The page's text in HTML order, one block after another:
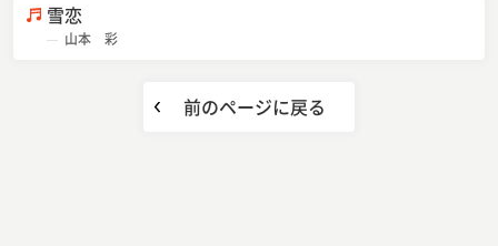
雪恋
山本 彩
前のページに戻る